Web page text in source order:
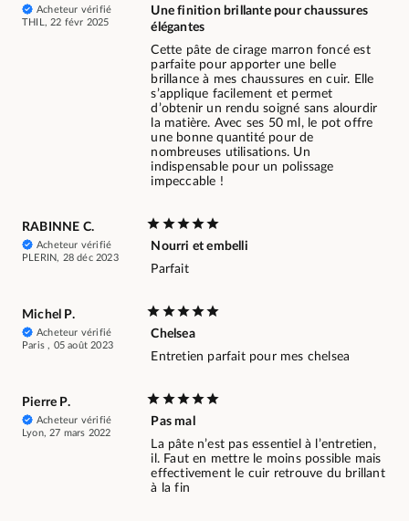
Acheteur vérifié
THIL, 22 févr 2025
Une finition brillante pour chaussures
élégantes
Cette pâte de cirage marron foncé est
parfaite pour apporter une belle
brillance à mes chaussures en cuir. Elle
s’applique facilement et permet
d’obtenir un rendu soigné sans alourdir
la matière. Avec ses 50 ml, le pot offre
une bonne quantité pour de
nombreuses utilisations. Un
indispensable pour un polissage
impeccable !
RABINNE C.
Acheteur vérifié
PLERIN, 28 déc 2023
Nourri et embelli
Parfait
Michel P.
Acheteur vérifié
Paris , 05 août 2023
Chelsea
Entretien parfait pour mes chelsea
Pierre P.
Acheteur vérifié
Lyon, 27 mars 2022
Pas mal
La pâte n’est pas essentiel à l’entretien,
il. Faut en mettre le moins possible mais
effectivement le cuir retrouve du brillant
à la fin